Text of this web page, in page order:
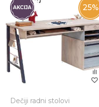
25%
Dečiji radni stolovi